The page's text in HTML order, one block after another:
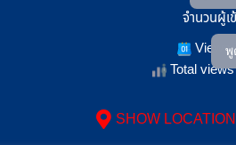
จำนวนผู้เ
Views
Total
SHOW
พู